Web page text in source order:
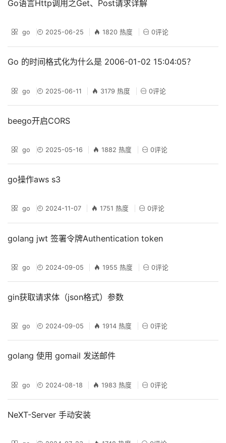
Go语言Http调用之Get、Post请求详解
go 2025-06-25 1820 热度 0评论
Go 的时间格式化为什么是 2006-01-02 15:04:05？
go 2025-06-11 3179 热度 0评论
beego开启CORS
go 2025-05-16 1882 热度 0评论
go操作aws s3
go 2024-11-07 1751 热度 0评论
golang jwt 签署令牌Authentication token
go 2024-09-05 1955 热度 0评论
gin获取请求体（json格式）参数
go 2024-09-05 1914 热度 0评论
golang 使用 gomail 发送邮件
go 2024-08-18 1983 热度 0评论
NeXT-Server 手动安装